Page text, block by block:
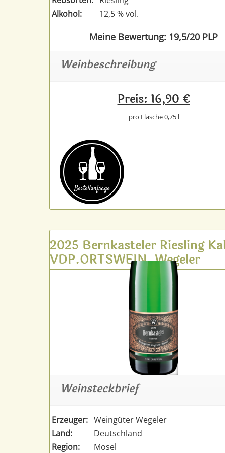
Alkohol:
12,5 % vol.
Meine Bewertung: 19,5/20 PLP
Weinbeschreibung
Preis: 16,90 €
pro Flasche 0,75 l
Bestell­anfrage
2025 Bernkasteler Riesling
VDP.ORTSWEIN, Wegeler
Weinsteckbrief
Erzeuger: Weingüter Wegeler
Land:
Deutschland
Region:
Mosel